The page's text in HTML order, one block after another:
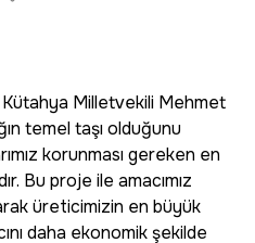
Milletvekili Mehmet
temel taşı olduğunu
korunması gereken en
Bu proje ile amacımız
üreticimizin en büyük
daha ekonomik şekilde